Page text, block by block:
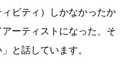
ビティ）しかなかったか
ーティストになった、そ
と話しています。